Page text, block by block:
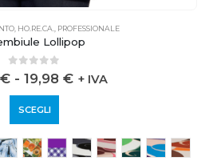
, HO.RE.CA., PROFESSIONALE
Lollipop
0 out of 5
€ - 19,98 € + IVA
SCEGLI